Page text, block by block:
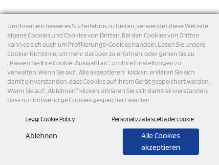
Um Ihnen ein besseres Surferlebnis zu bieten, verwendet diese Website
eigene Cookies und Cookies von Dritten. Bei den Cookies von Dritten
kann es sich auch um Profilierungs-Cookies handeln. Lesen Sie unsere
Cookie-Richtlinie, um mehr darüber zu erfahren, oder gehen Sie zu
„Passen Sie Ihre Cookie-Auswahl an“, um Ihre Einstellungen zu
verwalten. Wenn Sie auf „Alle akzeptieren“ klicken, erklären Sie sich
damit einverstanden, dass Cookies auf Ihrem Gerät gespeichert werden.
Wenn Sie auf „Ablehnen“ klicken, erklären Sie sich damit einverstanden,
dass nur notwendige Cookies gespeichert werden.
Leggi Cookie Policy Personalizza la scelta dei cookie
Ablehnen
Alle Cookies
akzeptieren
Versand
© 2026 StampaSi s.r.l. ALLE RECHTE SIND VORBEHALTEN -
Steuernummer DE356463144